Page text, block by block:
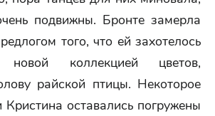
подвижны. Бронте замерла
того, что ей захотелось
новой коллекцией цветов,
райской птицы. Некоторое
оставались погружены